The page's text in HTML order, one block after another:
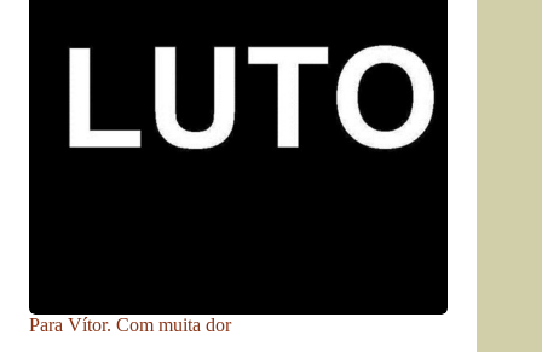
Para Vítor. Com muita dor